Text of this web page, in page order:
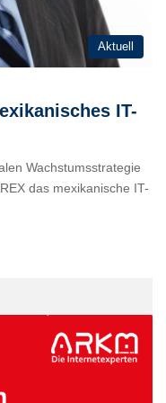
Aktuell
IT-
Wachstumsstrategie
das mexikanische IT-